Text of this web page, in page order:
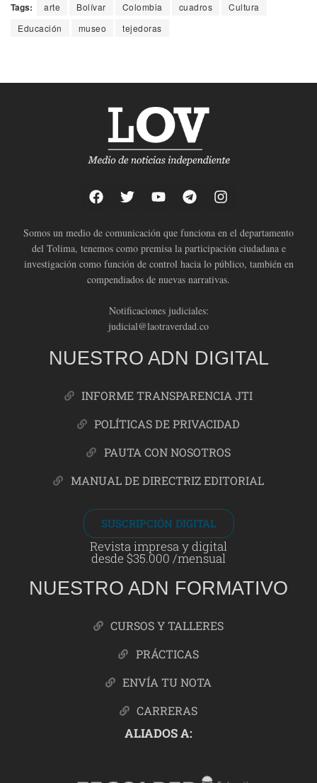
Tags: arte Bolívar Colombia cuadros
Cultura
Educación
museo tejedoras
Somos un medio de comunicación que funciona en el departamento
del Tolima, tenemos como premisa la participación ciudadana e
investigación como función de control hacia lo público, también en
compendiados de nuevas narrativas.
Notificaciones judiciales:
judicial@laotraverdad.co
NUESTRO ADN DIGITAL
INFORME TRANSPARENCIA JTI
POLÍTICAS DE PRIVACIDAD
PAUTA CON NOSOTROS
MANUAL DE DIRECTRIZ EDITORIAL
SUSCRIPCIÓN DIGITAL
Revista impresa y digital
desde $35.000 /mensual
NUESTRO ADN FORMATIVO
CURSOS Y TALLERES
PRÁCTICAS
ENVÍA TU NOTA
CARRERAS
ALIADOS A: